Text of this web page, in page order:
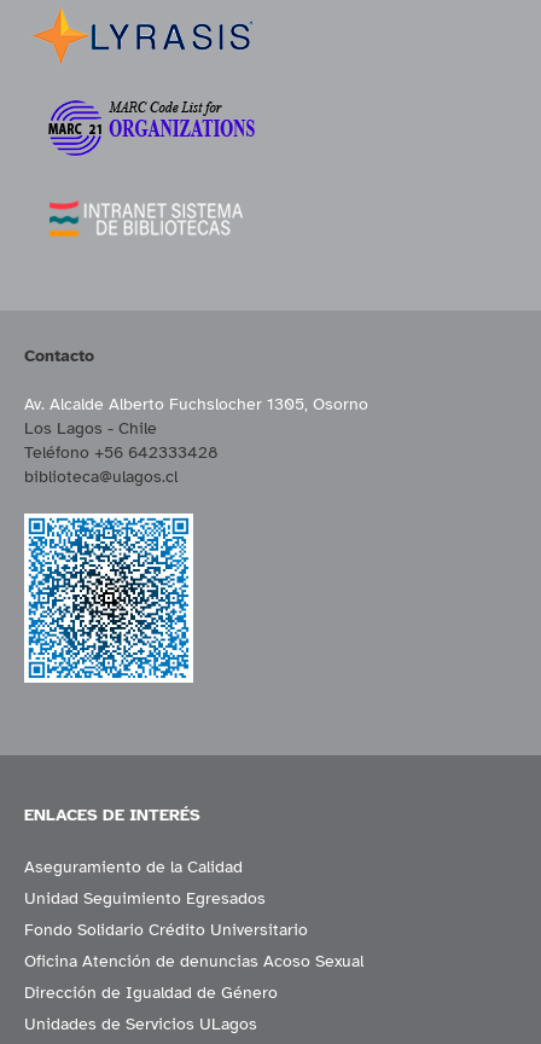
Contacto
Av. Alcalde Alberto Fuchslocher 1305, Osorno
Los Lagos - Chile
Teléfono +56 642333428
biblioteca@ulagos.cl
ENLACES DE INTERÉS
Aseguramiento de la Calidad
Unidad Seguimiento Egresados
Fondo Solidario Crédito Universitario
Oficina Atención de denuncias Acoso Sexual
Dirección de Igualdad de Género
Unidades de Servicios ULagos